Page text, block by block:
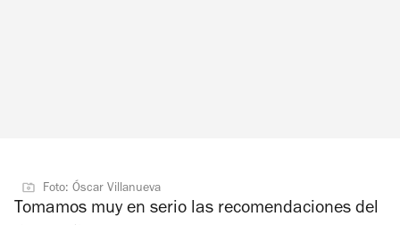
Foto: Óscar Villanueva
Tomamos muy en serio las recomendaciones del